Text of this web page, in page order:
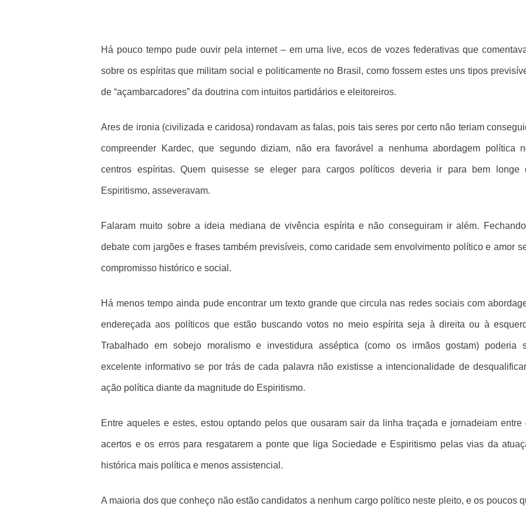
Há pouco tempo pude ouvir pela internet – em uma live, ecos de vozes federativas que
sobre os espíritas que militam social e politicamente no Brasil, como fossem estes uns tipos
de “açambarcadores” da doutrina com intuitos partidários e eleitoreiros.
Ares de ironia (civilizada e caridosa) rondavam as falas, pois tais seres por certo não teriam
compreender Kardec, que segundo diziam, não era favorável a nenhuma abordagem política
centros espíritas. Quem quisesse se eleger para cargos políticos deveria ir para bem longe
Espiritismo, asseveravam.
Falaram muito sobre a ideia mediana de vivência espírita e não conseguiram ir além.
debate com jargões e frases também previsíveis, como caridade sem envolvimento político e amor
compromisso histórico e social.
Há menos tempo ainda pude encontrar um texto grande que circula nas redes sociais com
endereçada aos políticos que estão buscando votos no meio espírita seja à direita ou à
Trabalhado em sobejo moralismo e investidura asséptica (como os irmãos gostam) poderia
excelente informativo se por trás de cada palavra não existisse a intencionalidade de
ação política diante da magnitude do Espiritismo.
Entre aqueles e estes, estou optando pelos que ousaram sair da linha traçada e jornadeiam entre
acertos e os erros para resgatarem a ponte que liga Sociedade e Espiritismo pelas vias da
histórica mais política e menos assistencial.
A maioria dos que conheço não estão candidatos a nenhum cargo político neste pleito, e os poucos